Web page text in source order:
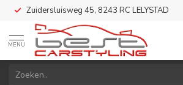
Zuidersluisweg 45, 8243 RC LELYSTAD
MENU